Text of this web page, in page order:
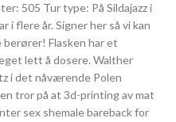
505 Tur type: På Sildajazz i
i flere år. Signer her så vi kan
Flasken har et
lett å dosere. Walther
i det nåværende Polen
tror på at 3d-printing av mat
sex shemale bareback for